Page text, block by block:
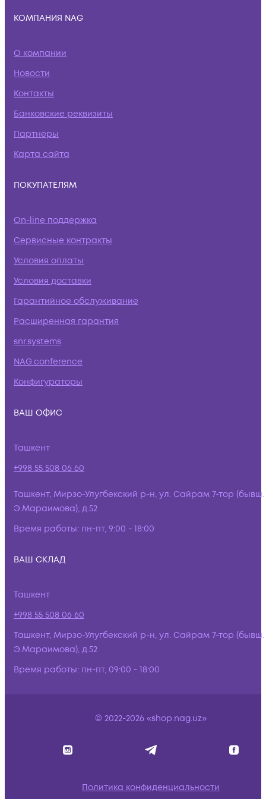
КОМПАНИЯ NAG
О компании
Новости
Контакты
Банковские реквизиты
Партнеры
Карта сайта
ПОКУПАТЕЛЯМ
On-line поддержка
Сервисные контракты
Условия оплаты
Условия доставки
Гарантийное обслуживание
Расширенная гарантия
snr.systems
NAG.conference
Конфигураторы
ВАШ ОФИС
Ташкент
+998 55 508 06 60
Ташкент, Мирзо-Улугбекский р-н, ул. Сайрам 7-тор (бывш.
Э.Мараимова), д.52
Время работы: пн-пт, 9:00 - 18:00
ВАШ СКЛАД
Ташкент
+998 55 508 06 60
Ташкент, Мирзо-Улугбекский р-н, ул. Сайрам 7-тор (бывш.
Э.Мараимова), д.52
Время работы: пн-пт, 09:00 - 18:00
© 2022-2026 «shop.nag.uz»
Политика конфиденциальности